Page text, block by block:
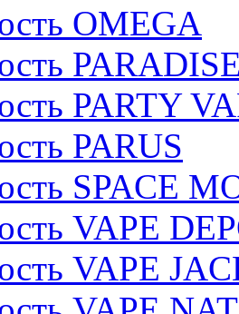
OMEGA
PARTY
PARUS
SPACE
VAPE
VAPE